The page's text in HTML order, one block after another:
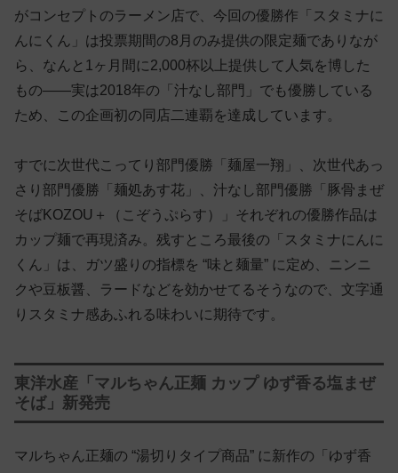
がコンセプトのラーメン店で、今回の優勝作「スタミナに
んにくん」は投票期間の8月のみ提供の限定麺でありなが
ら、なんと1ヶ月間に2,000杯以上提供して人気を博した
もの——実は2018年の「汁なし部門」でも優勝している
ため、この企画初の同店二連覇を達成しています。
すでに次世代こってり部門優勝「麺屋一翔」、次世代あっ
さり部門優勝「麺処あす花」、汁なし部門優勝「豚骨まぜ
そばKOZOU＋（こぞうぷらす）」それぞれの優勝作品は
カップ麺で再現済み。残すところ最後の「スタミナにんに
くん」は、ガツ盛りの指標を “味と麺量” に定め、ニンニ
クや豆板醤、ラードなどを効かせてるそうなので、文字通
りスタミナ感あふれる味わいに期待です。
東洋水産「マルちゃん正麺 カップ ゆず香る塩まぜ
そば」新発売
マルちゃん正麺の “湯切りタイプ商品” に新作の「ゆず香